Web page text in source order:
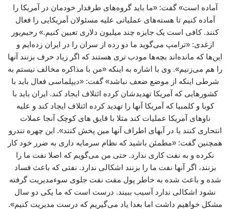
آماده است» گفت: «ما باید گروه‌های طرفدار خودمان در آمریکا را
آماده کنیم تا هسته‌های عملیاتی علیه مسئولان آمریکایی را فعال
کنند. کافی است یک جایزه چند میلیون دلاری تعیین کنیم.» رحیم‌پور
ازغدی: «ترامپ می‌گوید ما دو رده از سران را در ایران زده‌ایم و
این‌ها که مانده‌اند بچه‌ها مودب تری هستند که اگر زیاد حرف بزنند آنها
را هم می‌زنیم». وی با اشاره به اینکه «من با مذاکره مخالف نیستم به
شرطی اینکه از موضع ضعف نباشد» گفت: «دیپلماسی فعال باید با
کشورهایی که آمریکا تهدیدشان کرده ائتلاف ایجاد کند. ایران باید با
کوبا و کلمبیا که آمریکا آنها را تهدید کرده ائتلاف ایجاد کند و علیه
ناوهای آمریکا عملیات کند مثلا با قایق های کوچک آنجا عملات
انتحاری کنند یا در آبهای اطراف آنها مین پخش کنند». این چهره تندرو
همچنین گفت: «مطمئن باشید که نظام سرمایه داری به ضرر خود کار
نکرده و به نفت کاری ندارد. حتی من می‌گویم که اصلا نفت ما را
بزنند، اگر آنها نفت ما را بزنند اشکالی ندارد. نفتی که باعث فساد
شده و باعث شده به خاطر پول مفت نفت جلوی سوءمدیریت گرفته
نشود اشکالی ندارد آسیب ببیند. درست است که ما یکی دو سال
مشکل خواهیم داشت اما بعدا یاد می‌گیریم که درست مدیریت کنیم».